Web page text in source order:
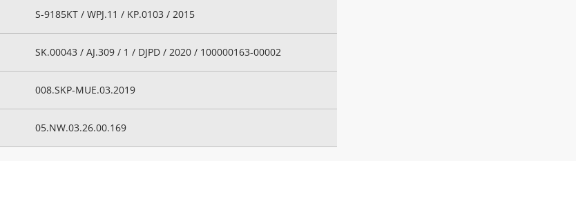
S-9185KT / WPJ.11 / KP.0103 / 2015
SK.00043 / AJ.309 / 1 / DJPD / 2020 / 100000163-00002
008.SKP-MUE.03.2019
05.NW.03.26.00.169